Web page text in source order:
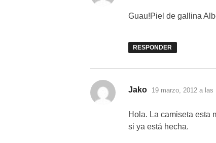
Guau!Piel de gallina
RESPONDER
Jako dice:
19 marzo, 2012 a las
Hola. La camiseta esta
si ya está hecha.